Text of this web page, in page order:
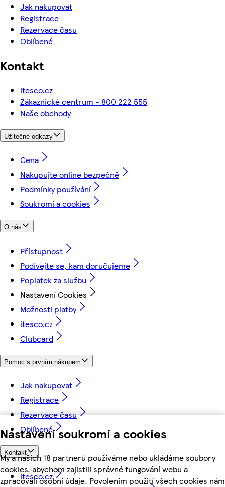
Nastavení soukromí a cookies
My a našich 18 partnerů používáme nebo ukládáme soubory
cookies, abychom zajistili správné fungování webu a
zpracovali osobní údaje. Povolením použití všech cookies nám
Jak nakupovat
Registrace
Rezervace času
Oblíbené
Kontakt
itesco.cz
Zákaznické centrum - 800 222 555
Naše obchody
Užitečné odkazy
Cena
Nakupujte online bezpečně
Podmínky používání
Soukromí a cookies
O nás
Přístupnost
Podívejte se, kam doručujeme
Poplatek za službu
Nastavení Cookies
Možnosti platby
itesco.cz
Clubcard
Pomoc s prvním nákupem
Jak nakupovat
Registrace
Rezervace času
Oblíbené
Kontakt
itesco.cz